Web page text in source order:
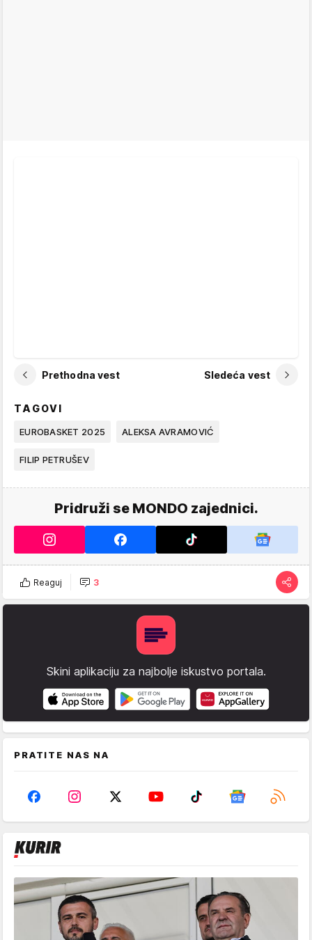
Prethodna vest Sledeća vest
TAGOVI
EUROBASKET 2025 ALEKSA AVRAMOVIĆ
FILIP PETRUŠEV
Pridruži se MONDO zajednici.
Reaguj 3
Skini aplikaciju za najbolje iskustvo portala.
PRATITE NAS NA